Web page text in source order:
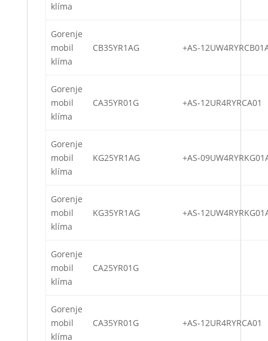
klíma
Gorenje
mobil
klíma
CB35YR1AG +AS-
Gorenje
mobil
klíma
CA35YR01G +AS-12UR4RYRCA01
Gorenje
mobil
klíma
KG25YR1AG +AS-
Gorenje
mobil
klíma
KG35YR1AG +AS-
Gorenje
mobil
klíma
CA25YR01G
Gorenje
mobil
klíma
CA35YR01G +AS-12UR4RYRCA01